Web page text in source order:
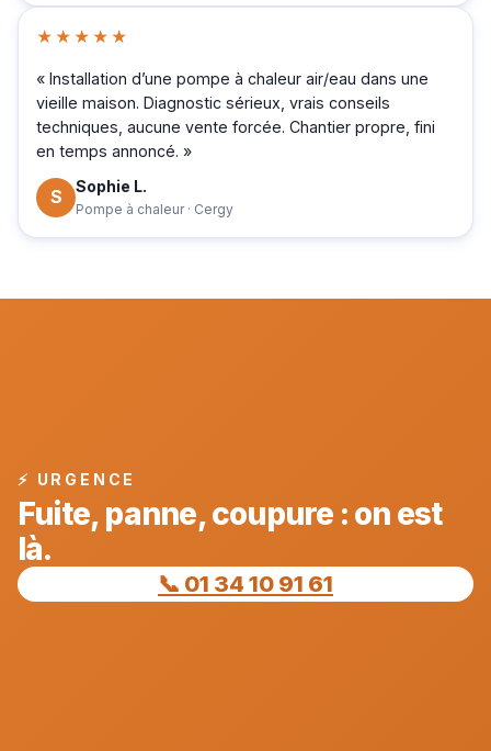
★★★★★
« Installation d’une pompe à chaleur air/eau dans une
vieille maison. Diagnostic sérieux, vrais conseils
techniques, aucune vente forcée. Chantier propre, fini
en temps annoncé. »
S Sophie L.
Pompe à chaleur · Cergy
⚡ URGENCE
Fuite, panne, coupure : on est
là.
📞 01 34 10 91 61